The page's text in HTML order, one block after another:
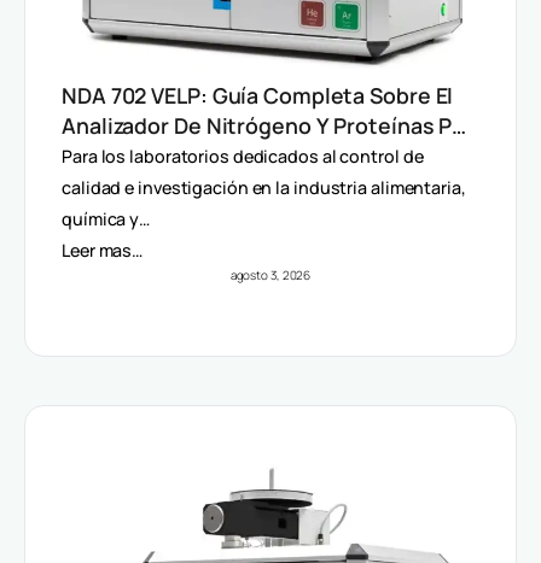
NDA 702 VELP: Guía Completa Sobre El
Analizador De Nitrógeno Y Proteínas Por
Método Dumas
Para los laboratorios dedicados al control de
calidad e investigación en la industria alimentaria,
química y…
Leer mas…
agosto 3, 2026